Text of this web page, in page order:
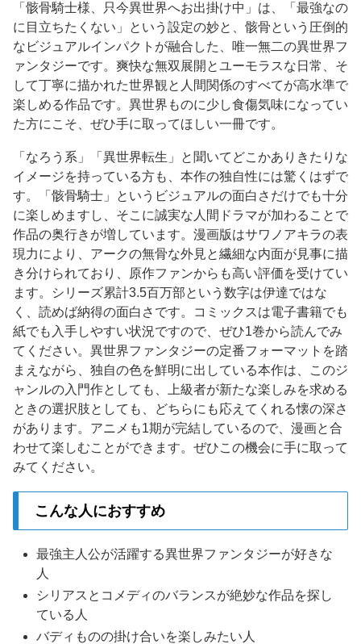
「骸骨騎士様、只今異世界へお出掛け中」は、「最強なの
に目立ちたくない」という設定の妙と、骸骨という圧倒的
なビジュアルインパクトが融合した、唯一無二の異世界フ
ァンタジーです。爽快な無双展開とユーモラスな日常、そ
して丁寧に描かれた世界観と人間関係のすべてが高水準で
楽しめる作品です。異世界ものに少し食傷気味になってい
た方にこそ、ぜひ手に取ってほしい一冊です。
「なろう系」「異世界転生」と聞いてどこかありきたりな
イメージを持っている方も、本作の独自性には驚くはずで
す。「骸骨騎士」というビジュアルの面白さだけでも十分
に楽しめますし、そこに誠実な人間ドラマが加わることで
作品の奥行きが増しています。漫画版はサワノアキラの表
現力により、アークの無骨な外見と繊細な内面が見事に描
き分けられており、原作ファンからも高い評価を受けてい
ます。シリーズ累計3.5百万部という数字は伊達ではな
く、読めば納得の面白さです。コミックスは電子書籍でも
紙でも入手しやすい状況ですので、ぜひ1巻から読んでみ
てください。異世界ファンタジーの定番フォーマットを踏
まえながら、独自の色を鮮明に出している本作は、このジ
ャンルの入門作としても、上級者が新たな楽しみを求める
ときの選択肢としても、どちらにも応えてくれる懐の深さ
があります。アニメも1期が完結しているので、漫画と合
わせて楽しむことができます。ぜひこの機会に手に取って
みてください。
こんな人におすすめ
最強主人公が活躍する異世界ファンタジーが好きな
人
シリアスとコメディのバランスが絶妙な作品を探し
ている人
バディものの掛け合いを楽しみたい人